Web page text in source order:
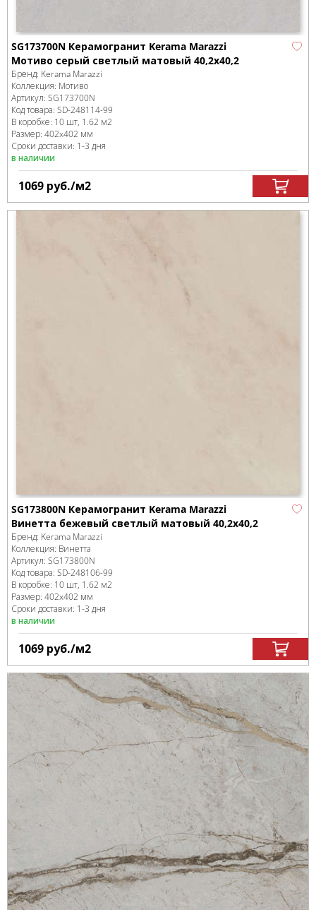
SG173700N Керамогранит Kerama Marazzi
Мотиво серый светлый матовый 40,2x40,2
Бренд: Kerama Marazzi
Коллекция: Мотиво
Артикул: SG173700N
Код товара: SD-248114-99
В коробке: 10 шт, 1.62 м2
Размер: 402x402 мм
Сроки доставки: 1-3 дня
в наличии
1069 руб./м2
SG173800N Керамогранит Kerama Marazzi
Винетта бежевый светлый матовый 40,2x40,2
Бренд: Kerama Marazzi
Коллекция: Винетта
Артикул: SG173800N
Код товара: SD-248106-99
В коробке: 10 шт, 1.62 м2
Размер: 402x402 мм
Сроки доставки: 1-3 дня
в наличии
1069 руб./м2